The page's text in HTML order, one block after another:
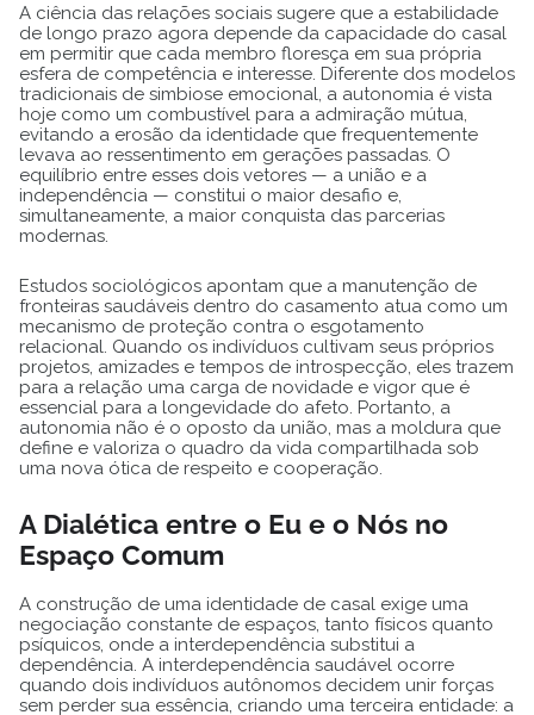
A ciência das relações sociais sugere que a estabilidade
de longo prazo agora depende da capacidade do casal
em permitir que cada membro floresça em sua própria
esfera de competência e interesse. Diferente dos modelos
tradicionais de simbiose emocional, a autonomia é vista
hoje como um combustível para a admiração mútua,
evitando a erosão da identidade que frequentemente
levava ao ressentimento em gerações passadas. O
equilíbrio entre esses dois vetores — a união e a
independência — constitui o maior desafio e,
simultaneamente, a maior conquista das parcerias
modernas.
Estudos sociológicos apontam que a manutenção de
fronteiras saudáveis dentro do casamento atua como um
mecanismo de proteção contra o esgotamento
relacional. Quando os indivíduos cultivam seus próprios
projetos, amizades e tempos de introspecção, eles trazem
para a relação uma carga de novidade e vigor que é
essencial para a longevidade do afeto. Portanto, a
autonomia não é o oposto da união, mas a moldura que
define e valoriza o quadro da vida compartilhada sob
uma nova ótica de respeito e cooperação.
A Dialética entre o Eu e o Nós no
Espaço Comum
A construção de uma identidade de casal exige uma
negociação constante de espaços, tanto físicos quanto
psíquicos, onde a interdependência substitui a
dependência. A interdependência saudável ocorre
quando dois indivíduos autônomos decidem unir forças
sem perder sua essência, criando uma terceira entidade: a